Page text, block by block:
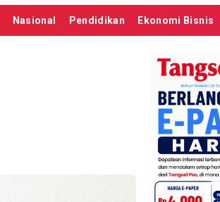
Nasional Pendidikan Ekonomi Bisnis